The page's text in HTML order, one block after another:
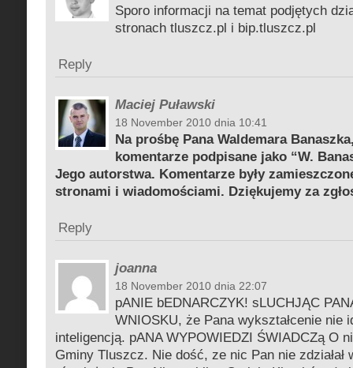
Sporo informacji na temat podjętych
stronach tluszcz.pl i bip.tluszcz.pl
Reply
Maciej Puławski
18 November 2010 dnia 10:41
Na prośbę Pana Waldemara
komentarze podpisane jako “W.
Jego autorstwa. Komentarze były
stronami i wiadomościami. Dziękujemy za
Reply
joanna
18 November 2010 dnia 22:07
pANIE bEDNARCZYK! sLUCHJĄC
WNIOSKU, że Pana wykształcenie nie
inteligencją. pANA WYPOWIEDZI ŚWIADCZą O
Gminy Tluszcz. Nie dość, ze nic Pan nie zdziałał